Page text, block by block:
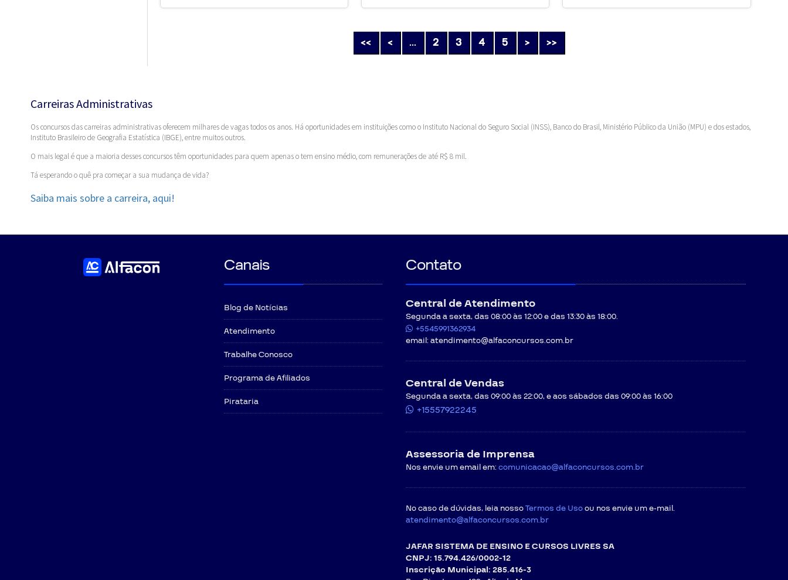
<< < ... 2 3 4 5 > >>
Carreiras Administrativas
Os concursos das carreiras administrativas oferecem milhares de vagas todos os anos. Há oportunidades em instituições como o Instituto Nacional do Seguro Social (INSS), Banco do Brasil, Ministério Público da União (MPU) e dos estados,
Instituto Brasileiro de Geografia Estatística (IBGE), entre muitos outros.
O mais legal é que a maioria desses concursos têm oportunidades para quem apenas o tem ensino médio, com remunerações de até R$ 8 mil.
Tá esperando o quê pra começar a sua mudança de vida?
Saiba mais sobre a carreira, aqui!
Canais
Blog de Notícias
Atendimento
Trabalhe Conosco
Programa de Afiliados
Pirataria
Contato
Central de Atendimento
Segunda a sexta, das 08:00 às 12:00 e das 13:30 às 18:00.
+5545991362934
email:atendimento@alfaconcursos.com.br
Central de Vendas
Segunda a sexta, das 09:00 às 22:00, e aos sábados das 09:00 às 16:00
+15557922245
Assessoria de Imprensa
Nos envie um email em:comunicacao@alfaconcursos.com.br
No caso de dúvidas, leia nossoTermos de Usoou nos envie um e-mail.
atendimento@alfaconcursos.com.br
JAFAR SISTEMA DE ENSINO E CURSOS LIVRES SA
CNPJ: 15.794.426/0002-12
Inscrição Municipal: 285.416-3